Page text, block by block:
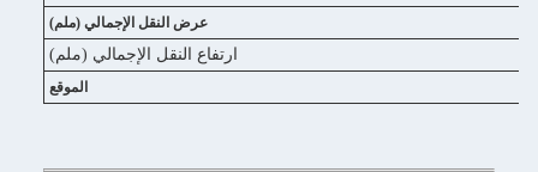
عرض النقل الإجمالي (ملم)
ارتفاع النقل الإجمالي (ملم)
الموقع